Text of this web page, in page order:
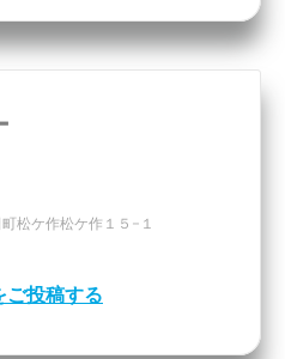
松ケ作松ケ作１５−１
ご投稿する